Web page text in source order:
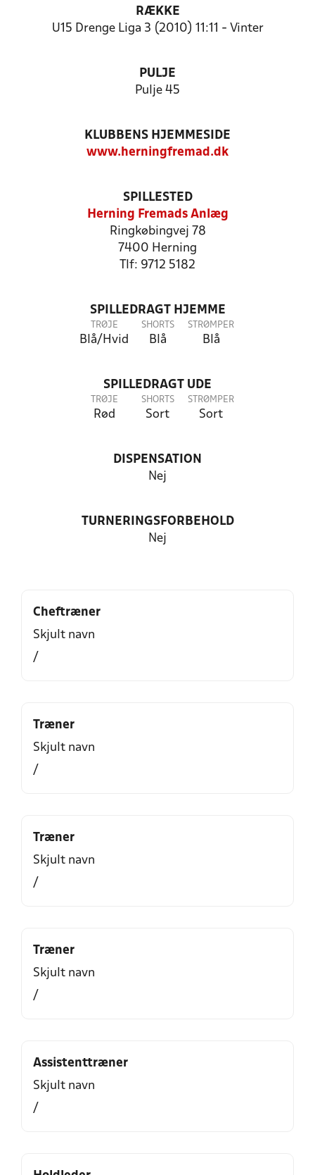
RÆKKE
U15 Drenge Liga 3 (2010) 11:11 - Vinter
PULJE
Pulje 45
KLUBBENS HJEMMESIDE
www.herningfremad.dk
SPILLESTED
Herning Fremads Anlæg
Ringkøbingvej 78
7400 Herning
Tlf: 9712 5182
SPILLEDRAGT HJEMME
TRØJE
Blå/Hvid
SHORTS
Blå
STRØMPER
Blå
SPILLEDRAGT UDE
TRØJE
Rød
SHORTS
Sort
STRØMPER
Sort
DISPENSATION
Nej
TURNERINGSFORBEHOLD
Nej
Cheftræner
Skjult navn
/
Træner
Skjult navn
/
Træner
Skjult navn
/
Træner
Skjult navn
/
Assistenttræner
Skjult navn
/